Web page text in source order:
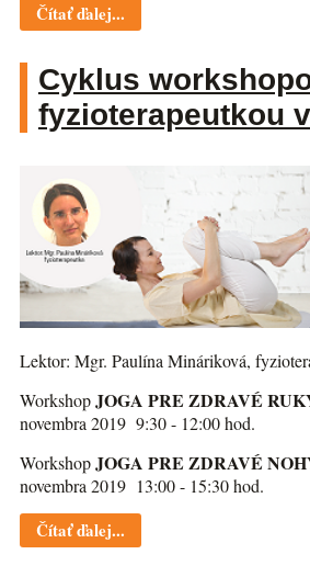
Čítať ďalej...
Cyklus
fyzioterapeutkou
Lektor: Mgr. Paulína Mináriková,
WorkshopJOGA PRE ZDRAVÉ
novembra 2019 9:30 - 12:00 hod.
WorkshopJOGA PRE ZDRAVÉ
novembra 2019 13:00 - 15:30 hod.
Čítať ďalej...